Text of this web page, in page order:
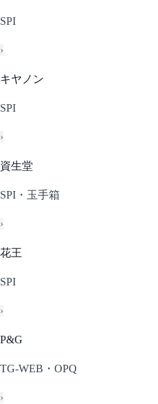
SPI
›
キヤノン
SPI
›
資生堂
SPI・玉手箱
›
花王
SPI
›
P&G
TG-WEB・OPQ
›